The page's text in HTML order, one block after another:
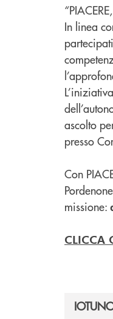
In linea
ascolto
presso
Con
missione:
CLICCA